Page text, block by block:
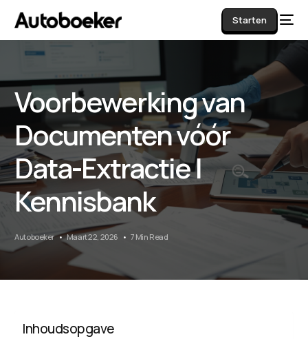
Starten
Voorbewerking van
Documenten vóór
Data-Extractie |
Kennisbank
Autoboeker Maart 22, 2026 7 Min Read
Inhoudsopgave
AI